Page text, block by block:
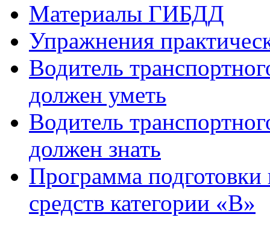
Материалы ГИБДД
Упражнения
Водитель
должен уметь
Водитель
должен знать
Программа подготовки
средств категории «В»